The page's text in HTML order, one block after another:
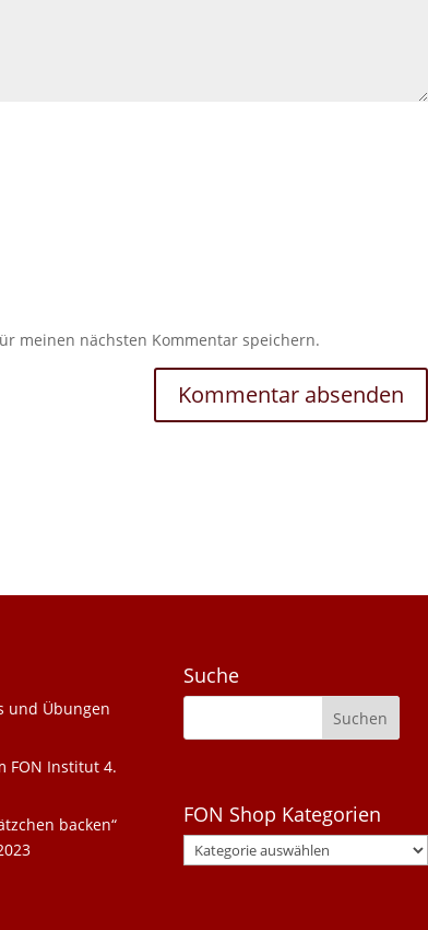
meinen nächsten Kommentar speichern.
und Übungen
FON Institut 4.
backen“
Suche
FON Shop Kategorien